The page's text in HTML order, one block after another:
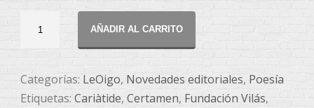
AÑADIR AL CARRITO
Categorías: LeOigo, Novedades editoriales, Poesía
Etiquetas: Cariàtide, Certamen, Fundación Vilás,